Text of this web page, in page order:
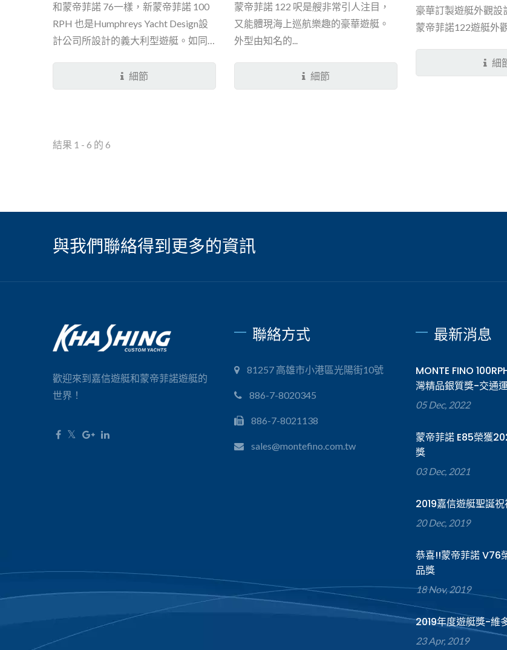
和蒙帝菲諾 76一樣，新蒙帝菲諾 100
RPH 也是Humphreys Yacht Design設
計公司所設計的義大利型遊艇。如同
細節
蒙帝菲諾 122 呎是艘非常引人注目，
又能體現海上巡航樂趣的豪華遊艇。
外型由知名的...
細節
豪華訂製遊艇外觀設
蒙帝菲諾122遊艇外
要特色包含不對稱甲
可遮陽擋雨的玻璃纖
細
結果 1 - 6 的 6
與我們聯絡得到更多的資訊
歡迎來到嘉信遊艇和蒙帝菲諾遊艇的
世界！
聯絡方式
81257 高雄市小港區光陽街10號
886-7-8020345
886-7-8021138
sales@montefino.com.tw
最新消息
MONTE FINO
灣精品銀質獎-交通
05 Dec, 2022
蒙帝菲諾 E85榮獲
獎
03 Dec, 2021
2019嘉信遊艇聖誕祝
20 Dec, 2019
恭喜!!蒙帝菲諾 V76
品獎
18 Nov, 2019
2019年度遊艇獎-維
23 Apr, 2019